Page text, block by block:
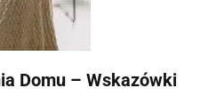
Domu – Wskazówki